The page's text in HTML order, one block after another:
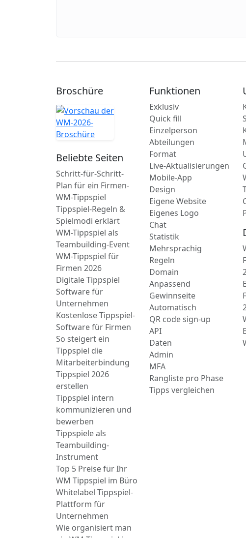
Broschüre
Beliebte Seiten
Schritt-für-Schritt-
Plan für ein Firmen-
WM-Tippspiel
Tippspiel-Regeln &
Spielmodi erklärt
WM-Tippspiel als
Teambuilding-Event
WM-Tippspiel für
Firmen 2026
Digitale Tippspiel
Software für
Unternehmen
Kostenlose Tippspiel-
Software für Firmen
So steigert ein
Tippspiel die
Mitarbeiterbindung
Tippspiel 2026
erstellen
Tippspiel intern
kommunizieren und
bewerben
Tippspiele als
Teambuilding-
Instrument
Top 5 Preise für Ihr
WM Tippspiel im Büro
Whitelabel Tippspiel-
Plattform für
Unternehmen
Wie organisiert man
Funktionen
Exklusiv
Quick fill
Einzelperson
Abteilungen
Format
Live-Aktualisierungen
Mobile-App
Design
Eigene Website
Eigenes Logo
Chat
Statistik
Mehrsprachig
Regeln
Domain
Anpassend
Gewinnseite
Automatisch
QR code sign-up
API
Daten
Admin
MFA
Rangliste pro Phase
Tipps vergleichen